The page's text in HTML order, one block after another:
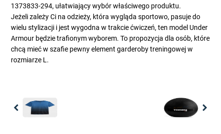
1373833-294, ułatwiający wybór właściwego produktu.
Jeżeli zależy Ci na odzieży, która wygląda sportowo, pasuje do
wielu stylizacji i jest wygodna w trakcie ćwiczeń, ten model Under
Armour będzie trafionym wyborem. To propozycja dla osób, które
chcą mieć w szafie pewny element garderoby treningowej w
rozmiarze L.